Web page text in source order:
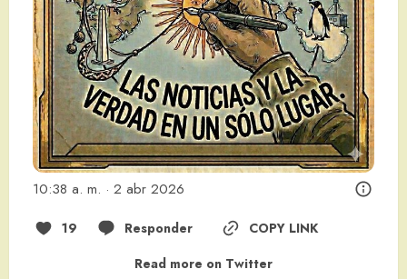
10:38 a. m. · 2 abr 2026
19 Responder
COPY LINK
Read more on Twitter